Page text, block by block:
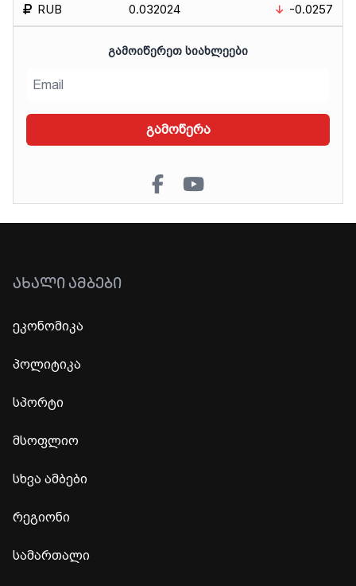
RUB
0.032024
-0.0257
ᲒᲐᲛᲝᲘᲬᲔᲠᲔᲗ ᲡᲘᲐᲮᲚᲔᲔᲑᲘ
გამოწერა
ᲐᲮᲐᲚᲘ ᲐᲛᲑᲔᲑᲘ
ეკონომიკა
პოლიტიკა
სპორტი
მსოფლიო
სხვა ამბები
რეგიონი
სამართალი